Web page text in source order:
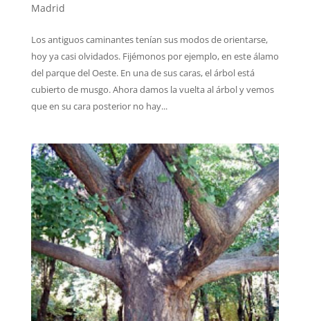
Madrid
Los antiguos caminantes tenían sus modos de orientarse,
hoy ya casi olvidados. Fijémonos por ejemplo, en este álamo
del parque del Oeste. En una de sus caras, el árbol está
cubierto de musgo. Ahora damos la vuelta al árbol y vemos
que en su cara posterior no hay...